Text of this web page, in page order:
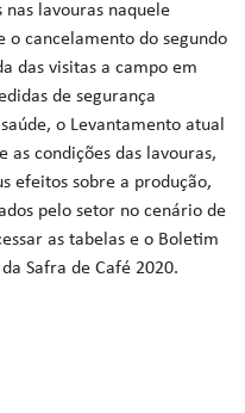
nas lavouras naquele
o cancelamento do segundo
das visitas a campo em
de segurança
o Levantamento atual
as condições das lavouras,
efeitos sobre a produção,
pelo setor no cenário de
as tabelas e o Boletim
Safra de Café 2020.